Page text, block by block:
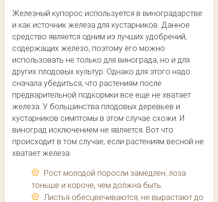
Железный купорос используется в виноградарстве
и как источник железа для кустарников. Данное
средство является одним из лучших удобрений,
содержащих железо, поэтому его можно
использовать не только для винограда, но и для
других плодовых культур. Однако для этого надо
сначала убедиться, что растениям после
предварительной подкормки все еще не хватает
железа. У большинства плодовых деревьев и
кустарников симптомы в этом случае схожи. И
виноград исключением не является. Вот что
происходит в том случае, если растениям весной не
хватает железа:
Рост молодой поросли замедлен, лоза
тоньше и короче, чем должна быть.
Листья обесцвечиваются, не вырастают до